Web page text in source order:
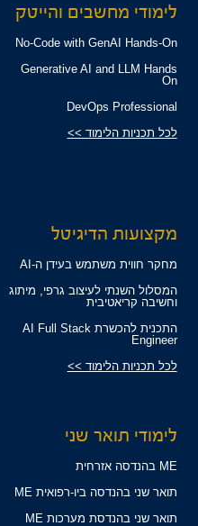
לימודי מחשבים והייטק
No-Code with GenAI Hands-On
Generative AI and LLM Hands
On
DevOps Professional
לכל תכניות הלימוד >>
מקצועות הדיגיטל
מחקר חווית משתמש בעידן ה-AI
המסלול השנתי לעיצוב גרפי, מיתוג
וחשיבה קריאטיבית
התכנית להכשרת AI Full Stack
Engineer
לכל תכניות הלימוד >>
לימודי תואר שני
ME בהנדסה אזרחית
תואר שני בהנדסה ביו-רפואית ME
תואר שני בהנדסת מערכות ME